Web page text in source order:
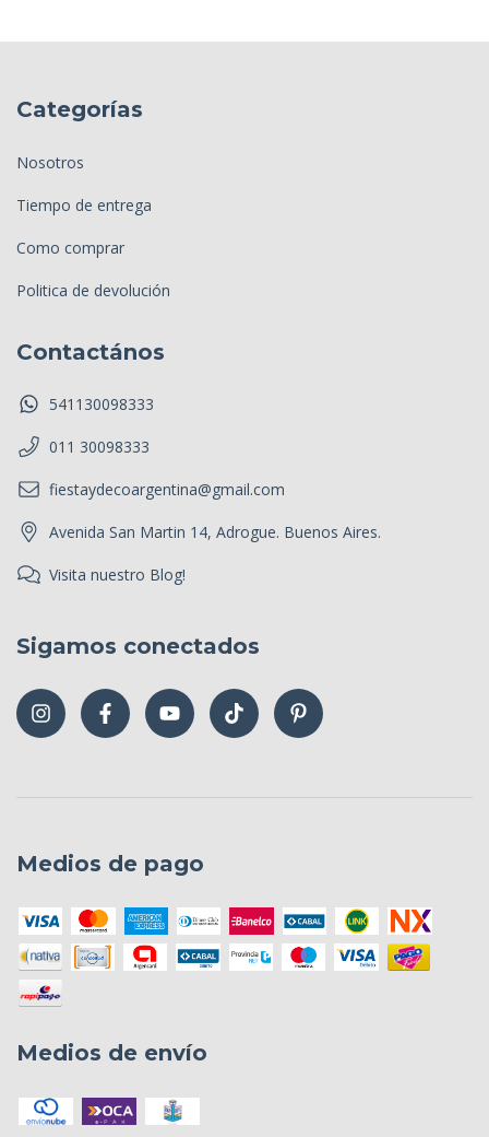
Categorías
Nosotros
Tiempo de entrega
Como comprar
Politica de devolución
Contactános
541130098333
011 30098333
fiestaydecoargentina@gmail.com
Avenida San Martin 14, Adrogue. Buenos Aires.
Visita nuestro Blog!
Sigamos conectados
Medios de pago
Medios de envío